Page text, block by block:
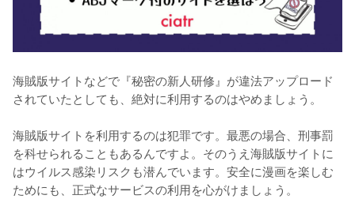
海賊版サイトなどで『秘密の新人研修』が違法アップロード
されていたとしても、絶対に利用するのはやめましょう。
海賊版サイトを利用するのは犯罪です。最悪の場合、刑事罰
を科せられることもあるんですよ。そのうえ海賊版サイトに
はウイルス感染リスクも潜んでいます。安全に漫画を楽しむ
ためにも、正式なサービスの利用を心がけましょう。